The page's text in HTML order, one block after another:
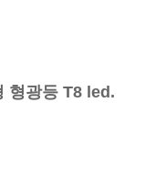
형광등 T8 led.